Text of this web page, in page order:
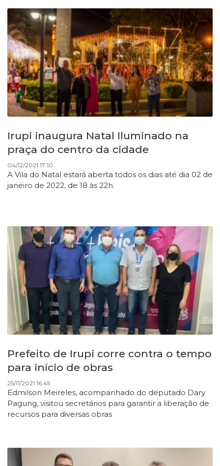
Irupi inaugura Natal Iluminado na
praça do centro da cidade
04/12/2021 17:10
A Vila do Natal estará aberta todos os dias até dia 02 de
janeiro de 2022, de 18 às 22h.
Prefeito de Irupi corre contra o tempo
para início de obras
25/11/2021 16:45
Edmilson Meireles, acompanhado do deputado Dary
Pagung, visitou secretários para garantir a liberação de
recursos para diversas obras